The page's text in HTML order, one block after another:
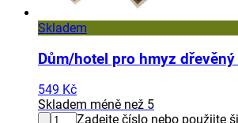
Skladem
Dům/hotel pro hmyz
549 Kč
Skladem méně než 5
Zadejte číslo nebo použijte